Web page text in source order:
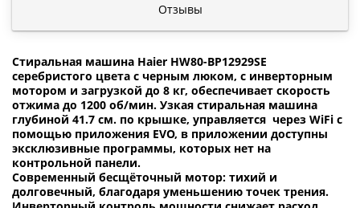
Отзывы
Стиральная машина Haier HW80-BP12929SE
серебристого цвета с черным люком, с инверторным
мотором и загрузкой до 8 кг, обеспечивает скорость
отжима до 1200 об/мин. Узкая стиральная машина
глубиной 41.7 см. по крышке, управляется через WiFi c
помощью приложения EVO, в приложении доступны
эксклюзивные программы, которых нет на
контрольной панели.
Современный бесщёточный мотор: тихий и
долговечный, благодаря уменьшению точек трения.